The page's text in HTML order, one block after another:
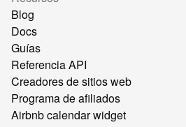
Blog
Docs
Guías
Referencia API
Creadores de sitios web
Programa de afiliados
Airbnb calendar widget